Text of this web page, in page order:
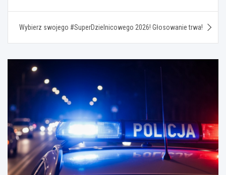
Wybierz swojego #SuperDzielnicowego 2026! Głosowanie trwa!